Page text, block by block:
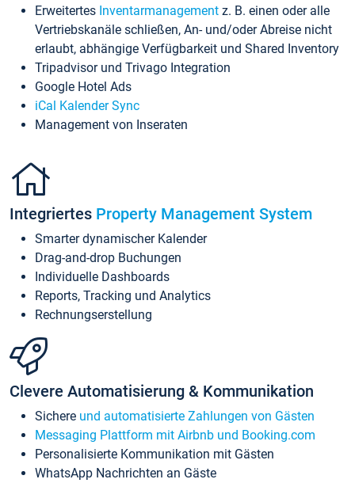
Erweitertes Inventarmanagement z. B. einen oder alle
Vertriebskanäle schließen, An- und/oder Abreise nicht
erlaubt, abhängige Verfügbarkeit und Shared Inventory
Tripadvisor und Trivago Integration
Google Hotel Ads
iCal Kalender Sync
Management von Inseraten
Integriertes Property Management System
Smarter dynamischer Kalender
Drag-and-drop Buchungen
Individuelle Dashboards
Reports, Tracking und Analytics
Rechnungserstellung
Clevere Automatisierung & Kommunikation
Sichere und automatisierte Zahlungen von Gästen
Messaging Plattform mit Airbnb und Booking.com
Personalisierte Kommunikation mit Gästen
WhatsApp Nachrichten an Gäste